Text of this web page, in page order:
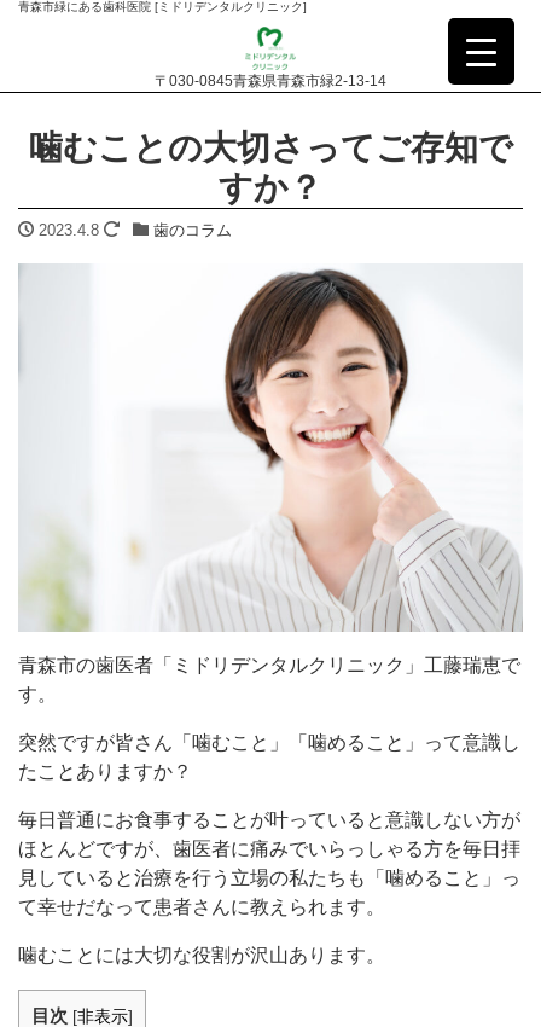
青森市緑にある歯科医院 [ミドリデンタルクリニック]
〒030-0845青森県青森市緑2-13-14
噛むことの大切さってご存知で
すか？
2023.4.8 歯のコラム
青森市の歯医者「ミドリデンタルクリニック」工藤瑞恵で
す。
突然ですが皆さん「噛むこと」「噛めること」って意識し
たことありますか？
毎日普通にお食事することが叶っていると意識しない方が
ほとんどですが、歯医者に痛みでいらっしゃる方を毎日拝
見していると治療を行う立場の私たちも「噛めること」っ
て幸せだなって患者さんに教えられます。
噛むことには大切な役割が沢山あります。
目次 [非表示]